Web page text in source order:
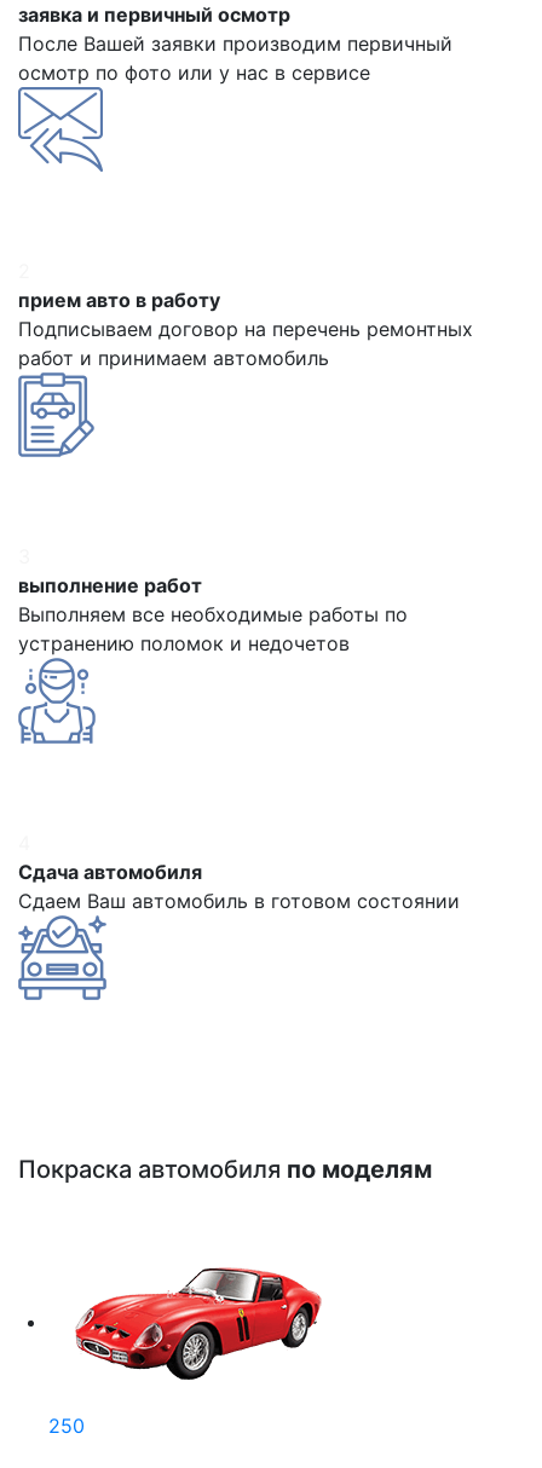
заявка и первичный осмотр
После Вашей заявки производим первичный
осмотр по фото или у нас в сервисе
прием авто в работу
Подписываем договор на перечень ремонтных
работ и принимаем автомобиль
выполнение работ
Выполняем все необходимые работы по
устранению поломок и недочетов
Сдача автомобиля
Сдаем Ваш автомобиль в готовом состоянии
Покраска автомобиля по моделям
250